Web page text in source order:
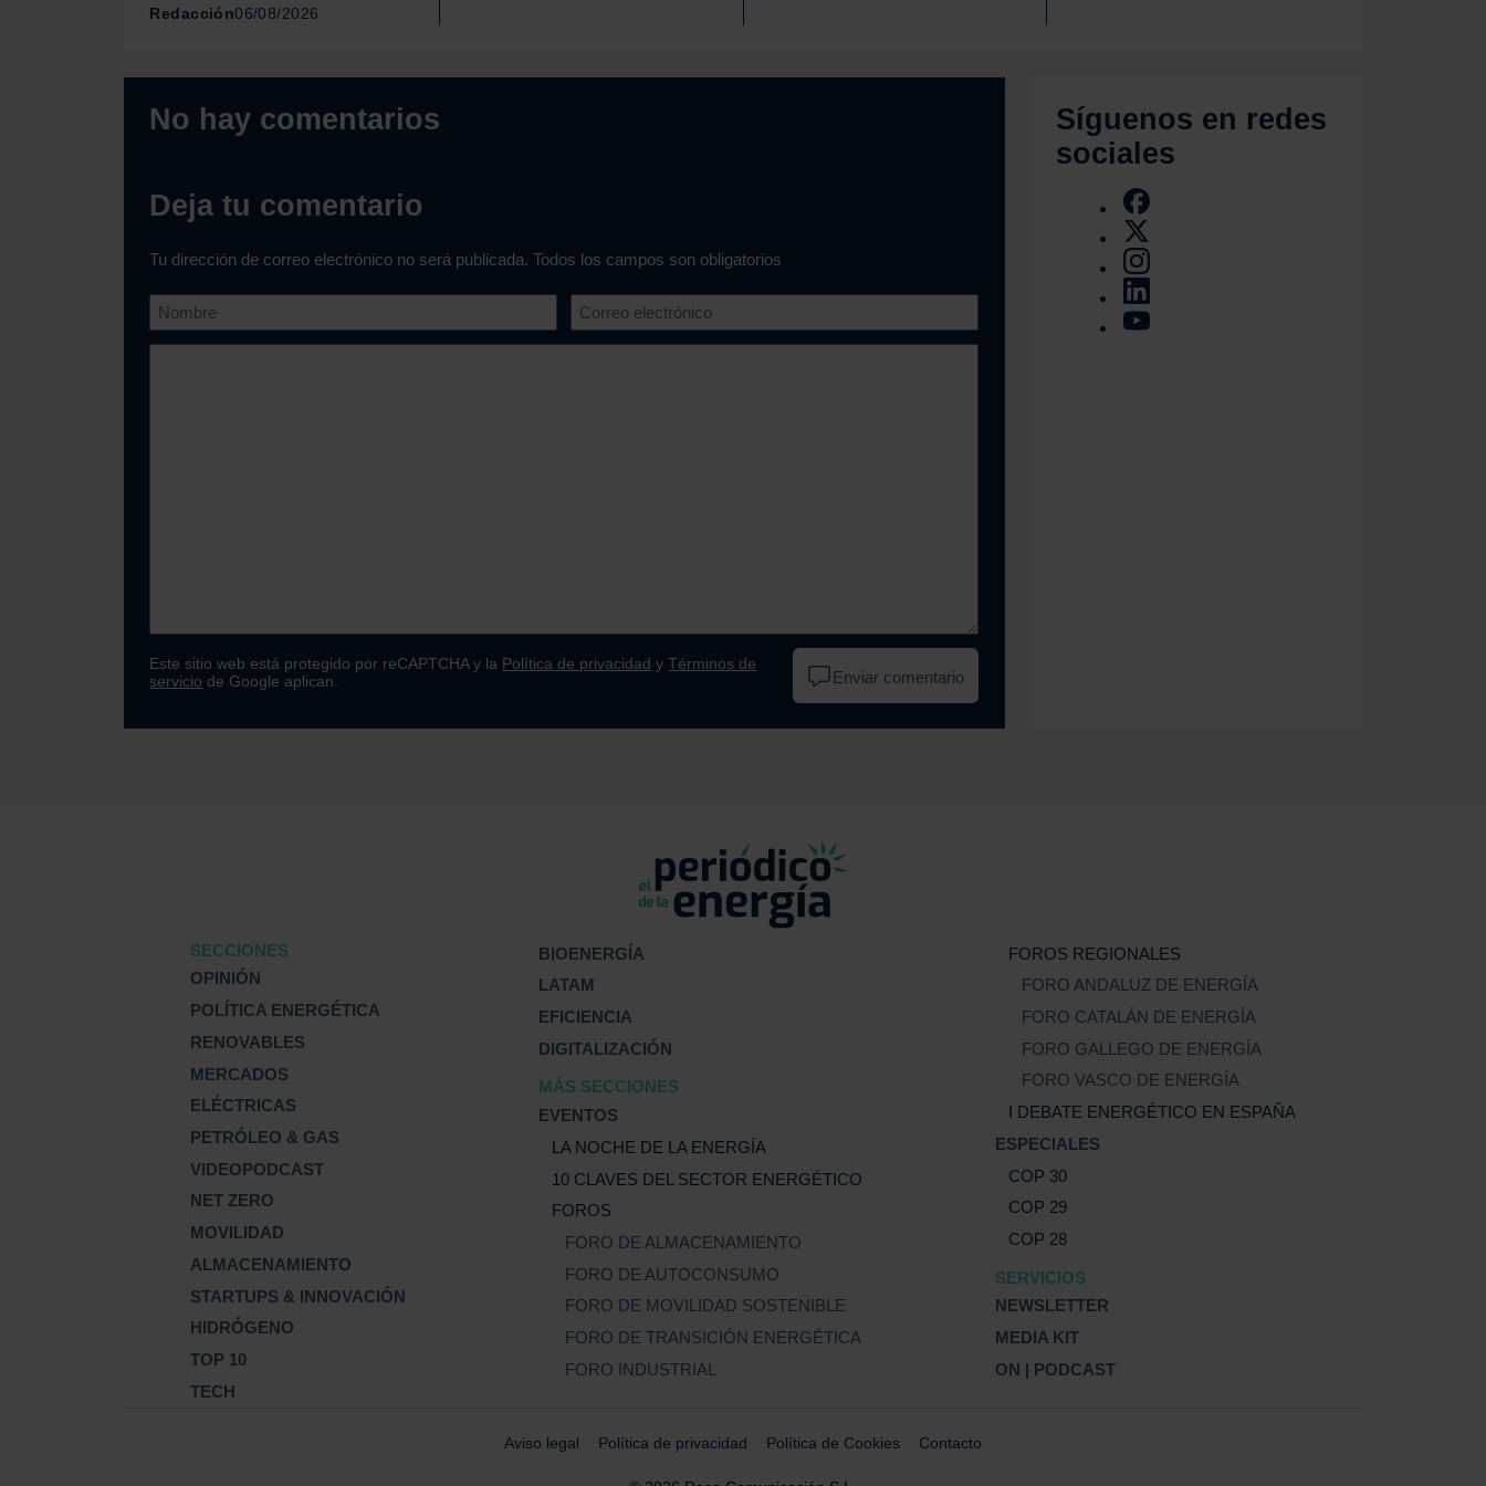
Redacción06/08/2026
No hay comentarios
Deja tu comentario
Tu dirección de correo electrónico no será publicada. Todos los campos son obligatorios
Este sitio web está protegido por reCAPTCHA y la Política de privacidad yTérminos de
servicio de Google aplican. Enviar comentario
Síguenos en redes
sociales
SECCIONES
OPINIÓN
POLÍTICA ENERGÉTICA
RENOVABLES
MERCADOS
ELÉCTRICAS
PETRÓLEO & GAS
VIDEOPODCAST
NET ZERO
MOVILIDAD
ALMACENAMIENTO
STARTUPS & INNOVACIÓN
HIDRÓGENO
TOP 10
TECH
BIOENERGÍA
LATAM
EFICIENCIA
DIGITALIZACIÓN
MÁS SECCIONES
EVENTOS
LA NOCHE DE LA ENERGÍA
10 CLAVES DEL SECTOR ENERGÉTICO
FOROS
FORO DE ALMACENAMIENTO
FORO DE AUTOCONSUMO
FORO DE MOVILIDAD SOSTENIBLE
FORO DE TRANSICIÓN ENERGÉTICA
FORO INDUSTRIAL
FOROS REGIONALES
FORO ANDALUZ DE ENERGÍA
FORO CATALÁN DE ENERGÍA
FORO GALLEGO DE ENERGÍA
FORO VASCO DE ENERGÍA
I DEBATE ENERGÉTICO EN ESPAÑA
ESPECIALES
COP 30
COP 29
COP 28
SERVICIOS
NEWSLETTER
MEDIA KIT
ON | PODCAST
Aviso legal Política de privacidad Política de Cookies Contacto